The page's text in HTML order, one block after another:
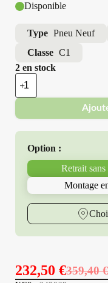
Disponible
Type Pneu Neuf
Classe C1
2 en stock
quantité
de
Michelin
Pneus
Neufs
205/40ZR18
Option :
Retrait
Montage
359,40€
Le
232,50 €
Le